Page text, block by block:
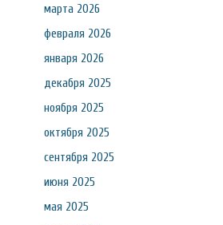
марта 2026
февраля 2026
января 2026
декабря 2025
ноября 2025
октября 2025
сентября 2025
июня 2025
мая 2025